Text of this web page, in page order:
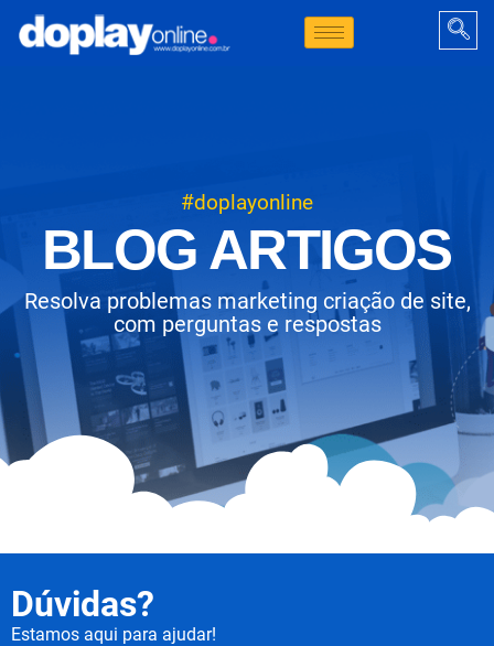
#doplayonline
BLOG ARTIGOS
Resolva problemas marketing criação de site,
com perguntas e respostas
Dúvidas?
Estamos aqui para ajudar!